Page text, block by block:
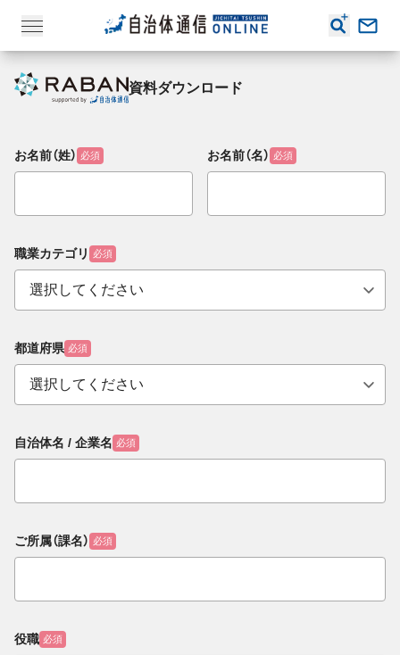
資料ダウンロード
お名前（姓） 必須 お名前（名） 必須
職業カテゴリ 必須
都道府県 必須
自治体名 / 企業名 必須
ご所属（課名） 必須
役職 必須